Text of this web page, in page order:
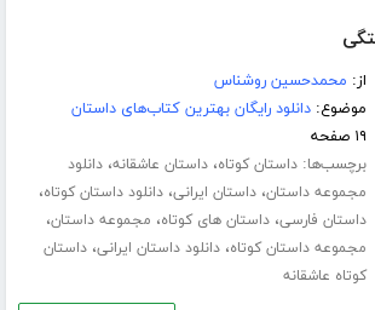
از: محمدحسین روشناس
موضوع:دانلود رایگان بهترین کتاب‌های داستان
۱۹ صفحه
برچسب‌ها:داستان کوتاه،داستان عاشقانه،دانلود
مجموعه داستان،داستان ایرانی،دانلود داستان کوتاه،
داستان فارسی،داستان های کوتاه، مجموعه داستان،
مجموعه داستان کوتاه،دانلود داستان ایرانی،داستان
کوتاه عاشقانه